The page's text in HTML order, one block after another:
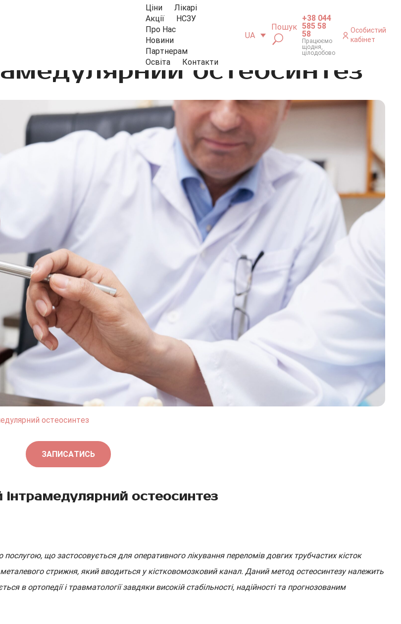
Ціни
Лікарі
Акції
НСЗУ
Про Нас
Новини
Партнерам
Освіта
Контакти
UA
Пошук
+38 044
585 58
58
Працюємо
щодня,
цілодобово
Особистий
кабінет
остеосинтез
остеосинтез
ЗАПИСАТИСЬ
остеосинтез
послугою, що застосовується для оперативного лікування переломів довгих трубчастих кісток
стрижня, який вводиться у кістковомозковий канал. Даний метод остеосинтезу належить
в ортопедії і травматології завдяки високій стабільності, надійності та прогнозованим